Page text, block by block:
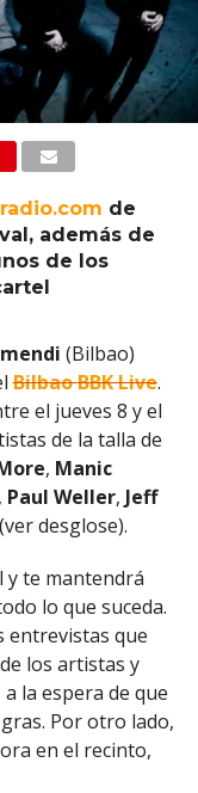
radio.com de
además de
de los
(Bilbao)
BilbaoBBK Live.
el jueves 8 y el
de la talla de
, Manic
Paul Weller, Jeff
(ver desglose).
y te mantendrá
lo que suceda.
entrevistas que
los artistas y
la espera de que
Por otro lado,
en el recinto,